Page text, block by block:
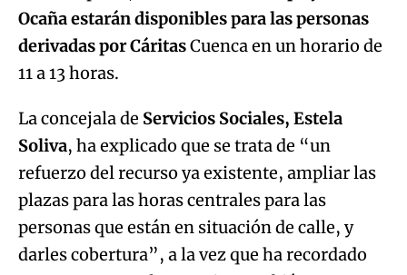
La concejala deServicios Sociales, Estela
Soliva, ha explicado que se trata de “un
refuerzo del recurso ya existente, ampliar las
plazas para las horas centrales para las
personas que están en situación de calle, y
darles cobertura”, a la vez que ha recordado
que este protocolo se activa también en
invierno ante bajas temperaturas.
El Ayuntamiento y Cáritas mantendrán una